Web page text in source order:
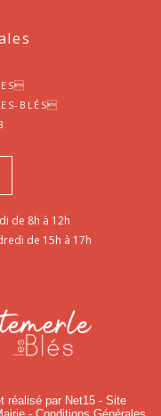
Blés
de 8h à 12h
de 15h à 17h
réalisé par Net15 - Site